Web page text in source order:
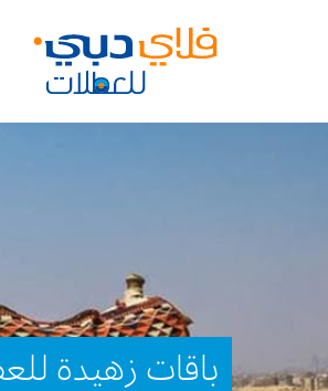
باقات زهيدة